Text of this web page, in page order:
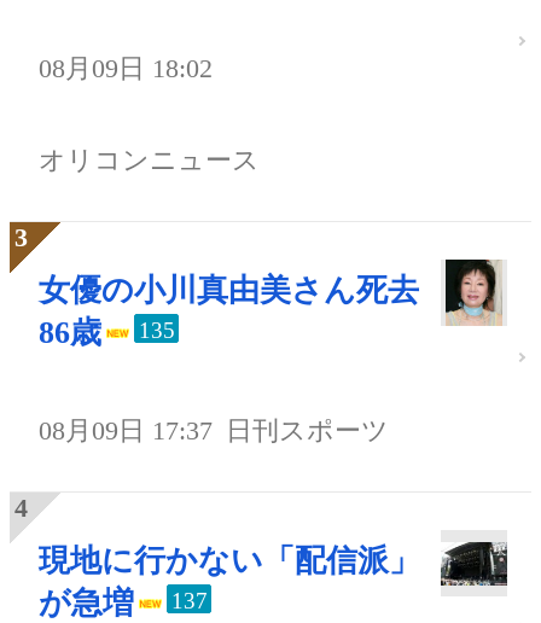
08月09日 18:02
オリコンニュース
女優の小川真由美さん死去
86歳
135
08月09日 17:37 日刊スポーツ
現地に行かない「配信派」
が急増
137